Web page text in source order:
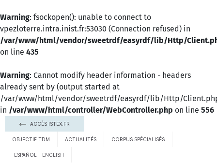
Warning: fsockopen(): unable to connect to
vpezloterre.intra.inist.fr:53030 (Connection refused) in
/var/www/html/vendor/sweetrdf/easyrdf/lib/Http/
on line 435
Warning: Cannot modify header information - headers
already sent by (output started at
/var/www/html/vendor/sweetrdf/easyrdf/lib/Http/
in /var/www/html/controller/WebController.php on line 556
ACCÈS ISTEX.FR
OBJECTIF TDM ACTUALITÉS CORPUS SPÉCIALISÉS
ESPAÑOL ENGLISH